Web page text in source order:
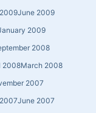
June 2009
2009
2008
2008March 2008
2007
June 2007